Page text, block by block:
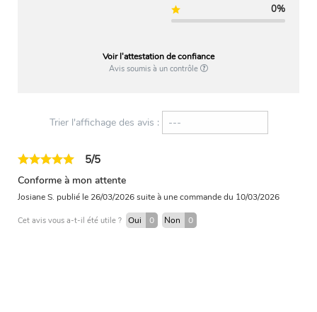
0%
Voir l'attestation de confiance
Avis soumis à un contrôle
Trier l'affichage des avis :
5/5
Conforme à mon attente
Josiane S. publié le 26/03/2026suite à une commande du 10/03/2026
Cet avis vous a-t-il été utile ? Oui 0 Non 0